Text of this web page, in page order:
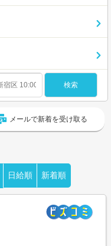
メールで新着を受け取る
日給順 新着順